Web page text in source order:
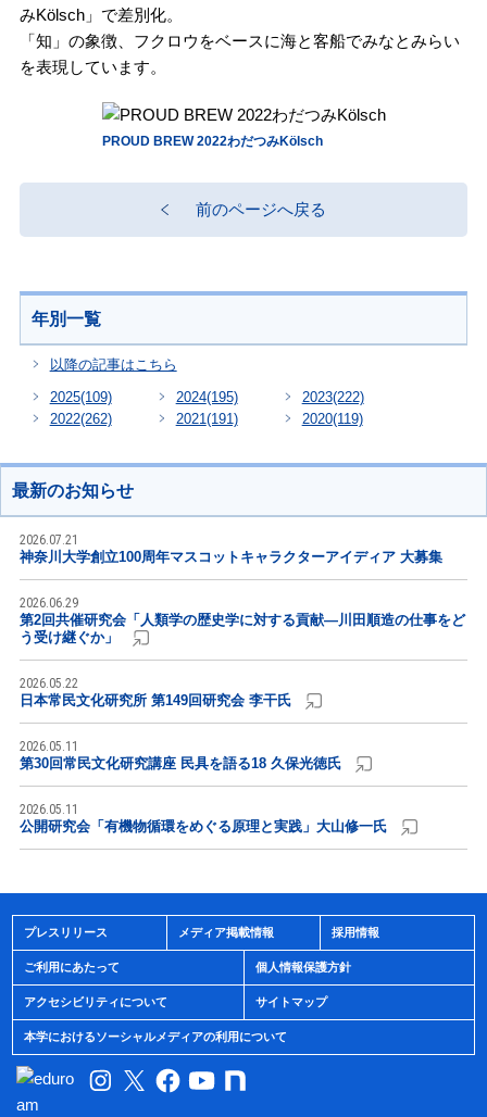
PROUD BREW 2022わだつみKölsch
みKölsch」で差別化。
「知」の象徴、フクロウをベースに海と客船でみなとみらい
を表現しています。
前のページへ戻る
年別一覧
以降の記事はこちら
2025(109) 2024(195) 2023(222)
2022(262) 2021(191) 2020(119)
最新のお知らせ
2026.07.21
神奈川大学創立100周年マスコットキャラクターアイディア 大募集
2026.06.29
第2回共催研究会「人類学の歴史学に対する貢献―川田順造の仕事をど
う受け継ぐか」
2026.05.22
日本常民文化研究所 第149回研究会 李干氏
2026.05.11
第30回常民文化研究講座 民具を語る18 久保光徳氏
2026.05.11
公開研究会「有機物循環をめぐる原理と実践」大山修一氏
プレスリリース メディア掲載情報 採用情報
ご利用にあたって 個人情報保護方針
アクセシビリティについて サイトマップ
本学におけるソーシャルメディアの利用について